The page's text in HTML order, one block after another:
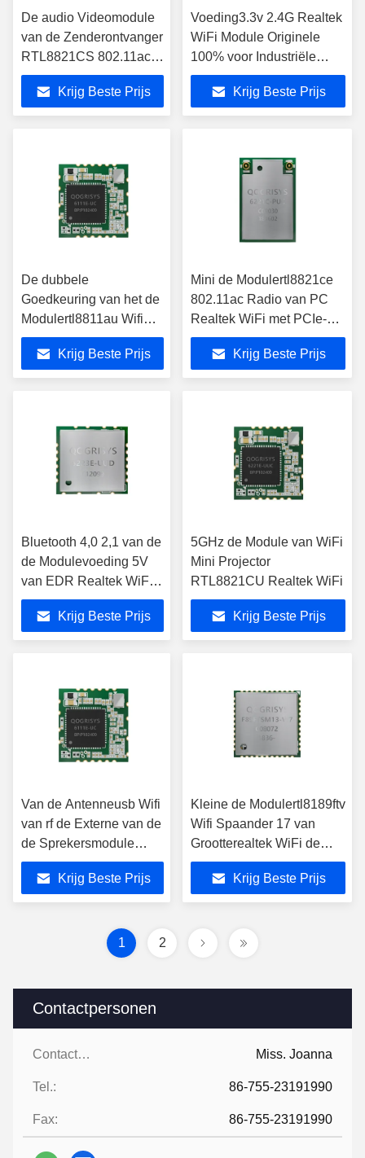
Contactpersonen
Contactpersonen: Miss. Joanna
Tel.: 86-755-23191990
Fax: 86-755-23191990
De audio Videomodule
van de Zenderontvanger
RTL8821CS 802.11ac
Wifi
Krijg Beste Prijs
Voeding3.3v 2.4G Realtek
WiFi Module Originele
100% voor Industriële
Controlemechanismen
Krijg Beste Prijs
De dubbele
Goedkeuring van het de
Modulertl8811au Wifi
Chip Meet RoHS
BEREIK van
Bandrealtek WiFi
Krijg Beste Prijs
Mini de Modulertl8821ce
802.11ac Radio van PC
Realtek WiFi met PCIe-
Interface
Krijg Beste Prijs
Bluetooth 4,0 2,1 van de
de Modulevoeding 5V
van EDR Realtek WiFi
de Externe Antenne
Krijg Beste Prijs
5GHz de Module van WiFi
Mini Projector
RTL8821CU Realtek WiFi
Krijg Beste Prijs
Van de Antenneusb Wifi
van rf de Externe van de
de Sprekersmodule
HDMD Zender 5GHz
RTL8811CU
Krijg Beste Prijs
Kleine de Modulertl8189ftv
Wifi Spaander 17 van
Grootterealtek WiFi de
Antenne van Pin With rf
Krijg Beste Prijs
1 2